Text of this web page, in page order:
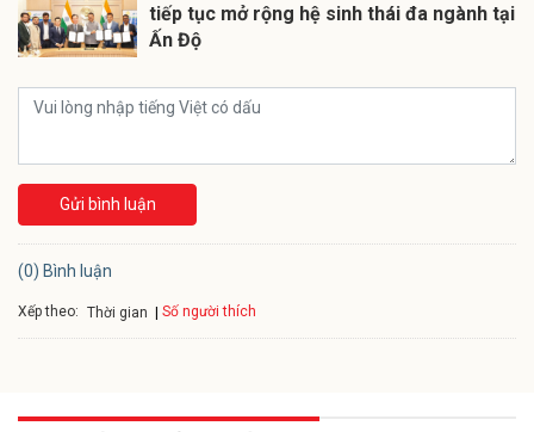
tiếp tục mở rộng hệ sinh thái đa ngành tại
Ấn Độ
Gửi bình luận
(0) Bình luận
Xếp theo: Thời gian Số người thích